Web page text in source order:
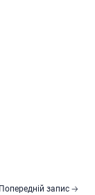
Попередній запис 🡢